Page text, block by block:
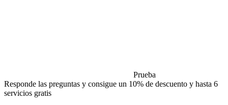
Prueba
Responde las preguntas y consigue un 10% de descuento y hasta 6
servicios gratis